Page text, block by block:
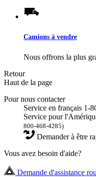
Camions à vendre
Nous offrons la plus
Retour
Haut de la page
Pour nous contacter
Service en français 1-
Service pour
800-468-4285)
Demander à être
Vous avez besoin d'aide?
Demande d'assistance